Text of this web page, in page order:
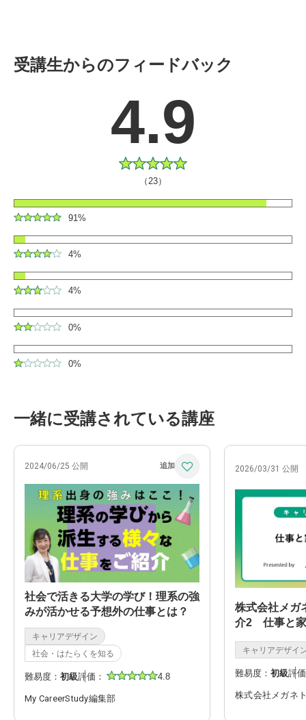
受講生からのフィードバック
4.9
（23）
91%
4%
4%
0%
0%
一緒に受講されている講座
2024/06/25 公開
社会で活きる大学の学び！理系の強
みが活かせる予想外の仕事とは？
キャリアデザイン
社会・はたらくを知る
難易度： 初級評価： 4.8
My CareerStudy編集部
2026/03/31 公開
株式会社メ
介2 仕事と家
キャリアデザイ
難易度： 初級評
株式会社メガネ